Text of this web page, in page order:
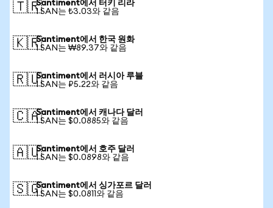
🇹🇷Santiment에서 터키 리라
1 SAN는 ₺3.03와 같음
🇰🇷Santiment에서 한국 원화
1 SAN는 ₩89.37와 같음
🇷🇺Santiment에서 러시아 루블
1 SAN는 ₽5.22와 같음
🇨🇦Santiment에서 캐나다 달러
1 SAN는 $0.0885와 같음
🇦🇺Santiment에서 호주 달러
1 SAN는 $0.0898와 같음
🇸🇬Santiment에서 싱가포르 달러
1 SAN는 $0.0811와 같음